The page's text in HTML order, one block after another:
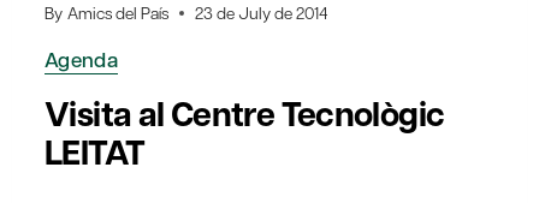
By Amics del País 23 de July de 2014
Agenda
Visita al Centre Tecnològic
LEITAT